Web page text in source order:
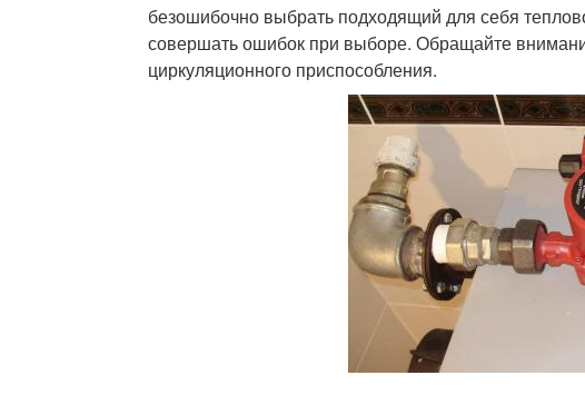
безошибочно выбрать подходящий для себя
совершать ошибок при выборе. Обращайте
циркуляционного приспособления.